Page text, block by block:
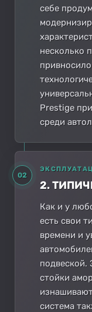
себе
несколько
Prestige
среди
02
2.
Как и у
есть свои
времени и
подвеской.
стойки
система